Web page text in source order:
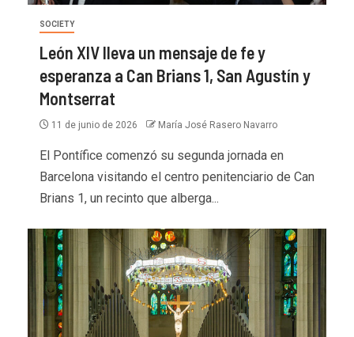
SOCIETY
León XIV lleva un mensaje de fe y
esperanza a Can Brians 1, San Agustín y
Montserrat
11 de junio de 2026 María José Rasero Navarro
El Pontífice comenzó su segunda jornada en
Barcelona visitando el centro penitenciario de Can
Brians 1, un recinto que alberga...